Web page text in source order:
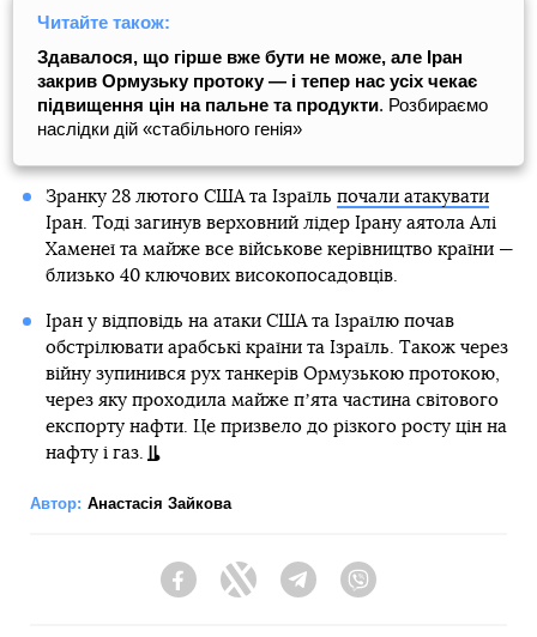
Читайте також:
Здавалося, що гірше вже бути не може, але Іран
закрив Ормузьку протоку — і тепер нас усіх чекає
підвищення цін на пальне та продукти. Розбираємо
наслідки дій «стабільного генія»
Зранку 28 лютого США та Ізраїль почали атакувати
Іран. Тоді загинув верховний лідер Ірану аятола Алі
Хаменеї та майже все військове керівництво країни —
близько 40 ключових високопосадовців.
Іран у відповідь на атаки США та Ізраїлю почав
обстрілювати арабські країни та Ізраїль. Також через
війну зупинився рух танкерів Ормузькою протокою,
через яку проходила майже пʼята частина світового
експорту нафти. Це призвело до різкого росту цін на
нафту і газ.
Автор: Анастасія Зайкова
FacebookTwitter Telegram